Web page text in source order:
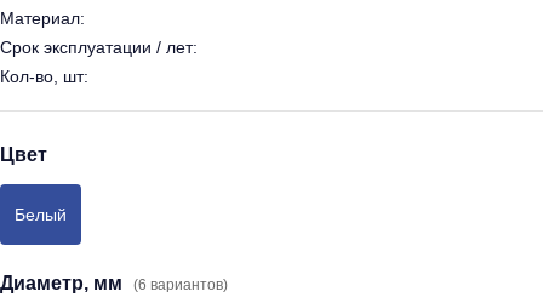
Материал:
Срок эксплуатации / лет:
Кол-во, шт:
Цвет
Белый
Диаметр, мм (6 вариантов)